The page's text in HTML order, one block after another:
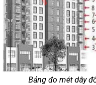
Bảng đo mét dây